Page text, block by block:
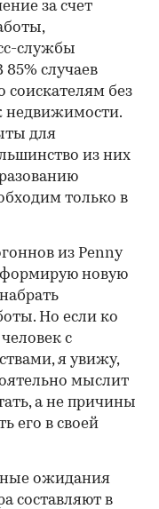
за счет
службы
случаев
соискателям без
недвижимости.
для
из них
только в
из Penny
формирую новую
Но если ко
с
я увижу,
мыслит
а не причины
его в своей
ожидания
составляют в